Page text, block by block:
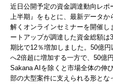
近日公開予定の資金調達動向レ
上半期』をもとに、最新データ
解くオンラインセミナーを開催し
ートアップが調達した資金総額は
期比で12％増加しました。50億
へ2倍超に増加する一方で、50億
Sakana AIを除くと市場全体の伸
部の大型案件に支えられる形と